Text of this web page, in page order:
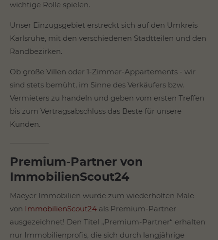
Lorem ipsum dolor sit amet, consectetuer
massa. Cum sociis natoque penatibus et magnis
dis parturient montes, nascetur ridiculus mus.
Donec quam felis, ultricies nec.
wichtige Rolle spielen.
Unser Einzugsgebiet erstreckt sich auf den Umkreis
Karlsruhe, mit den verschiedenen Stadtteilen und den
Randbezirken.
Ob große Villen oder 1-Zimmer-Appartements - wir
sind stets bemüht, im Sinne des Verkäufers bzw.
Vermieters zu handeln und geben vom ersten Treffen
bis zum Vertragsabschluss das Beste für unsere
Kunden.
Premium-Partner von
ImmobilienScout24
Maeyer Immobilien wurde zum wiederholten Male
von ImmobilienScout24 als Premium-Partner
ausgezeichnet! Den Titel „Premium-Partner“ erhalten
nur Immobilienprofis, die sich durch langjährige